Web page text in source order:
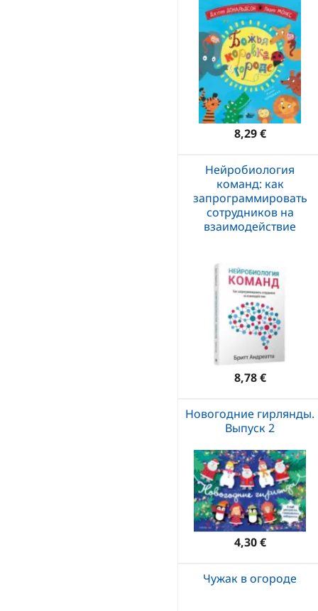
8,29 €
Нейробиология
команд: как
запрограммировать
сотрудников на
взаимодействие
8,78 €
Новогодние гирлянды.
Выпуск 2
4,30 €
Чужак в огороде